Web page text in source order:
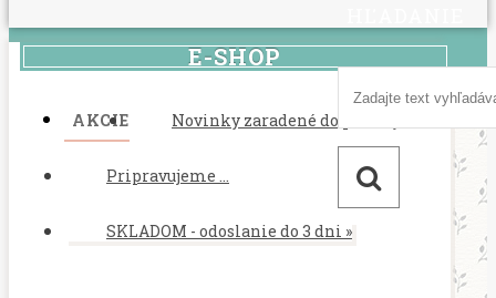
E-SHOP
AKCIE Novinky zaradené do ponuky
Pripravujeme ...
SKLADOM - odoslanie do 3 dni »